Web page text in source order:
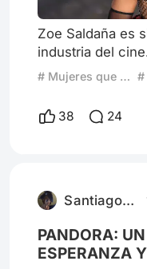
Zoe Saldaña es
industria del
roto barreras y
de millones,
del Caribe, en
logrado lo
cuentan con
# Mujeres que revolucionaron el cine #
38 24
Santiago_Flores
PANDORA:
ESPERANZA